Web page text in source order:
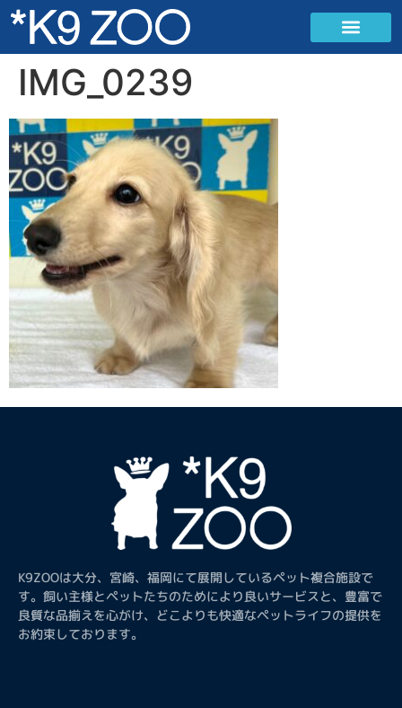
IMG_0239
K9ZOOは大分、宮崎、福岡にて展開しているペット複合施設で
す。飼い主様とペットたちのためにより良いサービスと、豊富で
良質な品揃えを心がけ、どこよりも快適なペットライフの提供を
お約束しております。